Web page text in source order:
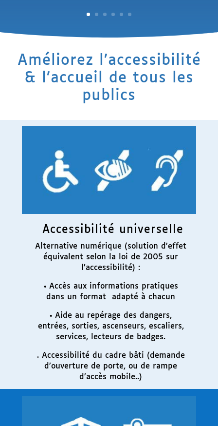
Améliorez l’accessibilité
& l’accueil de tous les
publics
Accessibilité universelle
Alternative numérique (solution d’effet
équivalent selon la loi de 2005 sur
l’accessibilité) :
• Accès aux informations pratiques
dans un format adapté à chacun
• Aide au repérage des dangers,
entrées, sorties, ascenseurs, escaliers,
services, lecteurs de badges.
. Accessibilité du cadre bâti (demande
d’ouverture de porte, ou de rampe
d’accès mobile..)